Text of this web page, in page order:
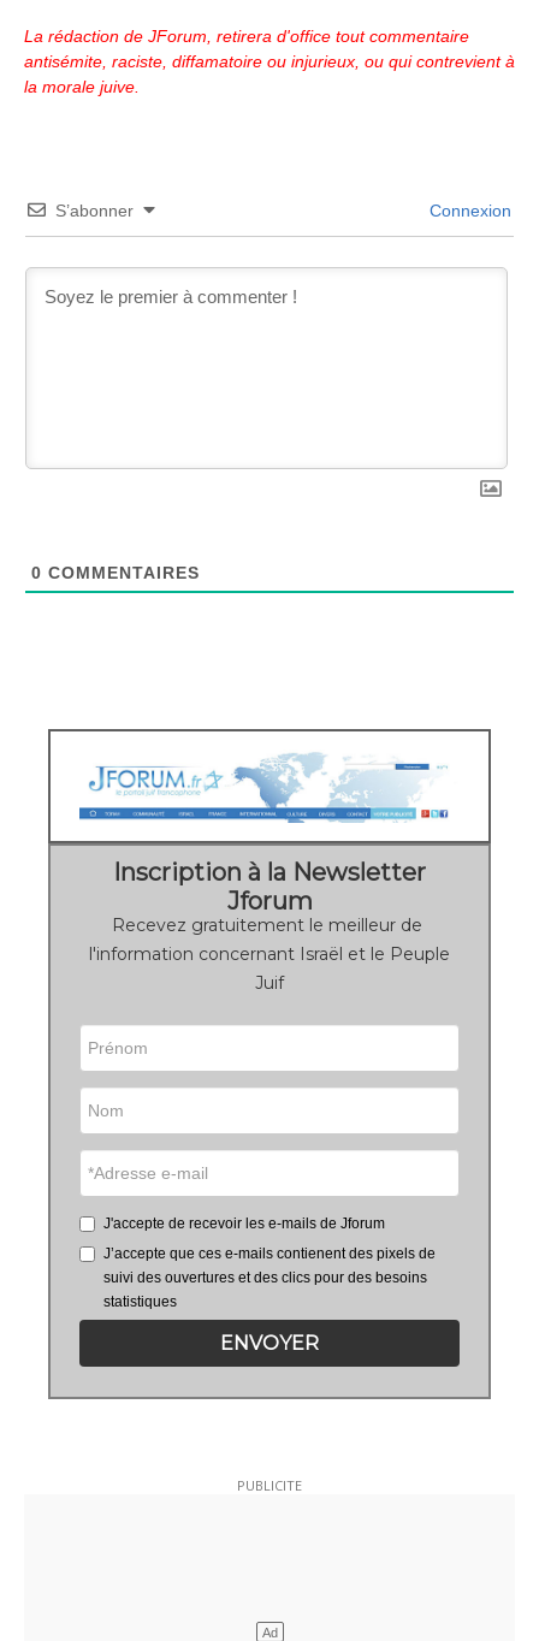
La rédaction de JForum, retirera d'office tout commentaire
antisémite, raciste, diffamatoire ou injurieux, ou qui contrevient à
la morale juive.
S’abonner Connexion
0 COMMENTAIRES
Inscription à la Newsletter
Jforum
Recevez gratuitement le meilleur de
l'information concernant Israël et le Peuple
Juif
J'accepte de recevoir les e-mails de Jforum
J’accepte que ces e-mails contienent des pixels de
suivi des ouvertures et des clics pour des besoins
statistiques
ENVOYER